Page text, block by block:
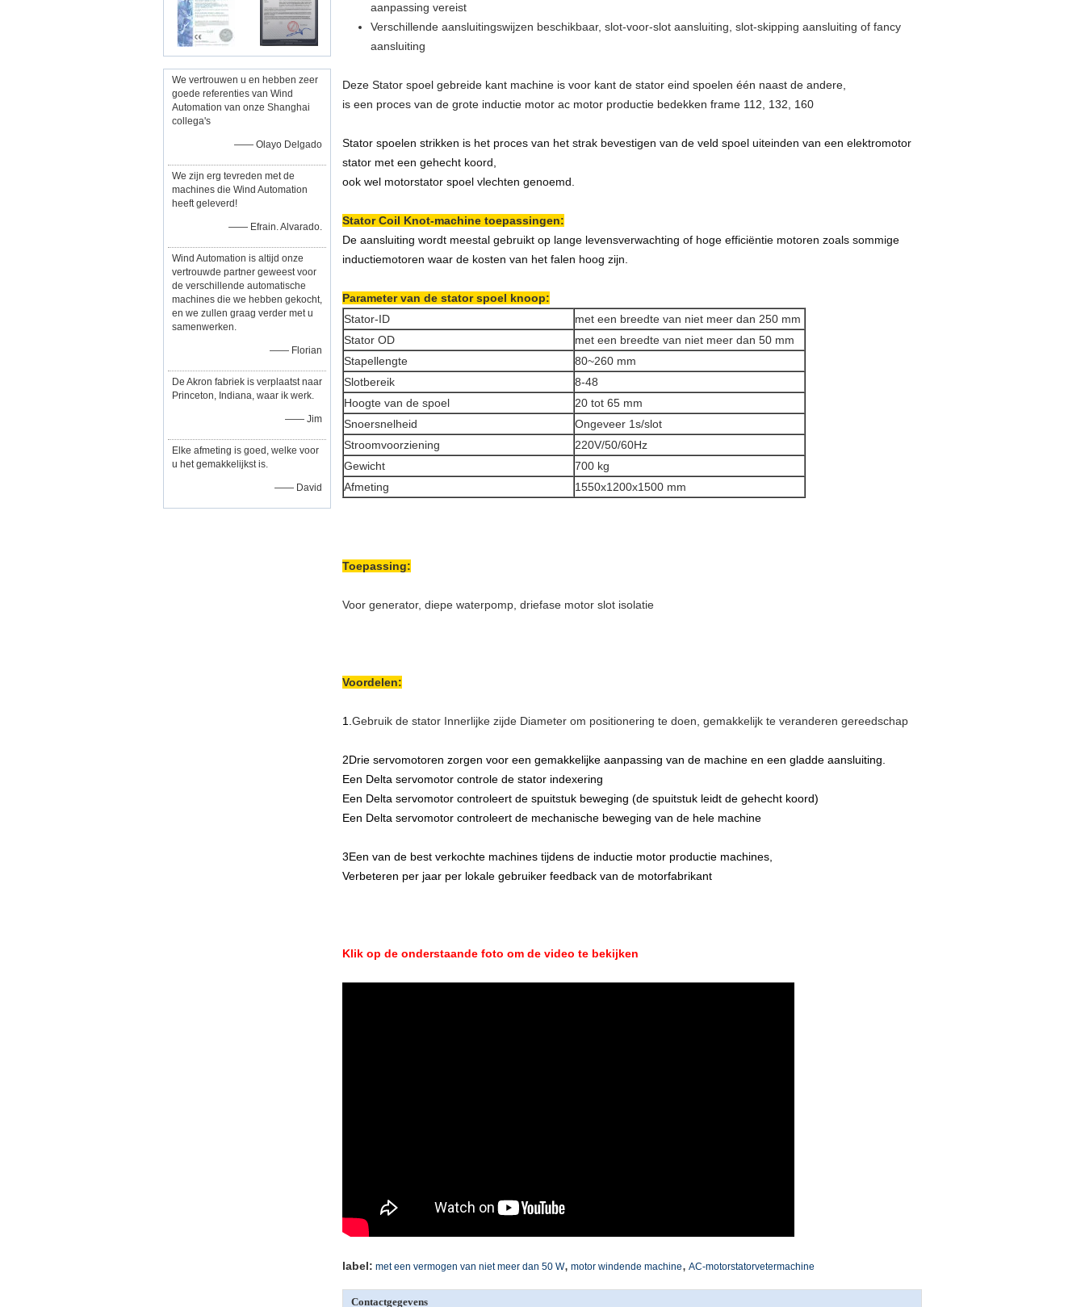
We vertrouwen u en hebben zeer
goede referenties van Wind
Automation van onze Shanghai
collega's
—— Olayo Delgado
We zijn erg tevreden met de
machines die Wind Automation
heeft geleverd!
—— Efrain. Alvarado.
Wind Automation is altijd onze
vertrouwde partner geweest voor
de verschillende automatische
machines die we hebben gekocht,
en we zullen graag verder met u
samenwerken.
—— Florian
De Akron fabriek is verplaatst naar
Princeton, Indiana, waar ik werk.
—— Jim
Elke afmeting is goed, welke voor
u het gemakkelijkst is.
—— David
aanpassing vereist
Verschillende aansluitingswijzen beschikbaar, slot-voor-slot aansluiting, slot-skipping aansluiting of fancy
aansluiting
Deze Stator spoel gebreide kant machine is voor kant de stator eind spoelen één naast de andere,
is een proces van de grote inductie motor ac motor productie bedekken frame 112, 132, 160
Stator spoelen strikken is het proces van het strak bevestigen van de veld spoel uiteinden van een elektromotor
stator met een gehecht koord,
ook wel motorstator spoel vlechten genoemd
Stator Coil Knot-machine toepassingen:
De aansluiting wordt meestal gebruikt op lange levensverwachting of hoge efficiëntie motoren zoals sommige
inductiemotoren waar de kosten van het falen hoog zijn.
Parameter van de stator spoel knoop:
Stator-ID
met een breedte van niet meer dan 250 mm
Stator OD
met een breedte van niet meer dan 50 mm
Stapellengte
80~260 mm
Slotbereik
8-48
Hoogte van de spoel
20 tot 65 mm
Snoersnelheid
Ongeveer 1s/slot
Stroomvoorziening
220V/50/60Hz
Gewicht
700 kg
Afmeting
1550x1200x1500 mm
Toepassing:
Voor generator, diepe waterpomp, driefase motor slot isolatie
Voordelen:
1. Gebruik de stator Innerlijke zijde Diameter om positionering te doen, gemakkelijk te veranderen gereedschap
2Drie servomotoren zorgen voor een gemakkelijke aanpassing van de machine en een gladde aansluiting.
Een Delta servomotor controle de stator indexering
Een Delta servomotor controleert de spuitstuk beweging (de spuitstuk leidt de gehecht koord)
Een Delta servomotor controleert de mechanische beweging van de hele machine
3Een van de best verkochte machines tijdens de inductie motor productie machines,
Verbeteren per jaar per lokale gebruiker feedback van de motorfabrikant
Klik op de onderstaande foto om de video te bekijken
label: met een vermogen van niet meer dan 50 W, motor windende machine, AC-motorstatorvetermachine
Contactgegevens